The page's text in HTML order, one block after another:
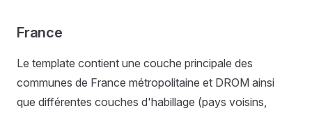
France
Le template contient une couche principale des
communes de France métropolitaine et DROM ainsi
que différentes couches d'habillage (pays voisins,